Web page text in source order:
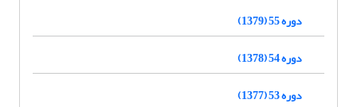
دوره 55 (1379)
دوره 54 (1378)
دوره 53 (1377)